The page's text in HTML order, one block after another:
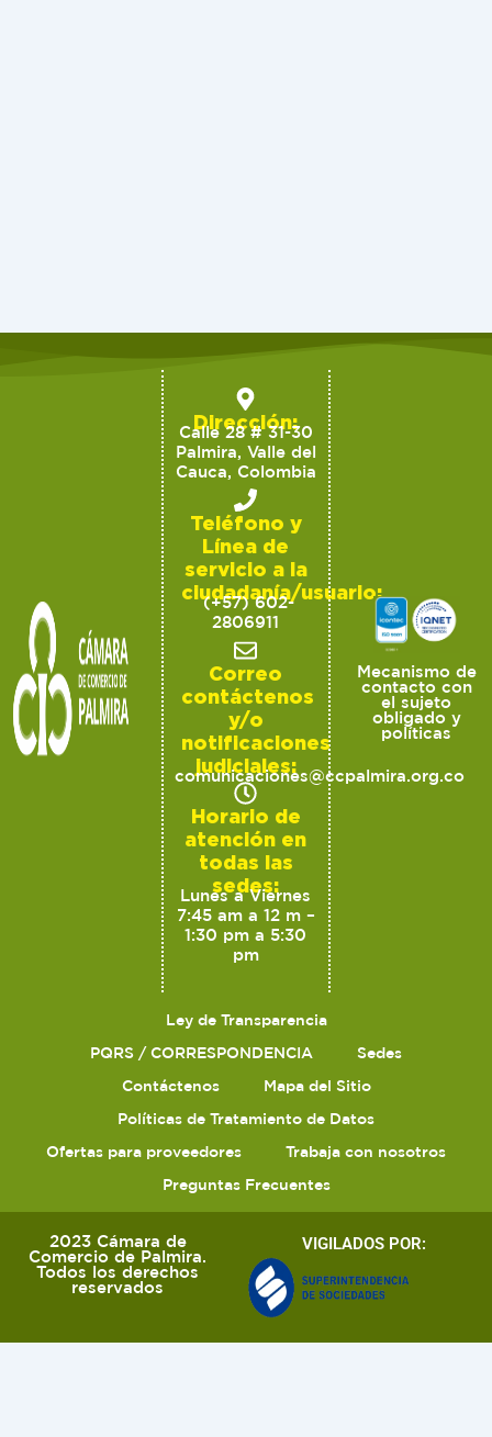
Dirección:
Calle 28 # 31-30
Palmira, Valle del
Cauca, Colombia
Teléfono y
Línea de
servicio a la
ciudadanía/usuario:
(+57) 602-
2806911
Correo
contáctenos
y/o
notificaciones
judiciales:
comunicaciones@ccpalmira.org.co
Horario de
atención en
todas las
sedes:
Lunes a Viernes
7:45 am a 12 m –
1:30 pm a 5:30
pm
Mecanismo de
contacto con
el sujeto
obligado y
políticas
Ley de Transparencia
PQRS / CORRESPONDENCIA
Sedes
Contáctenos
Mapa del Sitio
Políticas de Tratamiento de Datos
Ofertas para proveedores
Trabaja con nosotros
Preguntas Frecuentes
2023 Cámara de
Comercio de Palmira.
Todos los derechos
reservados
VIGILADOS POR: